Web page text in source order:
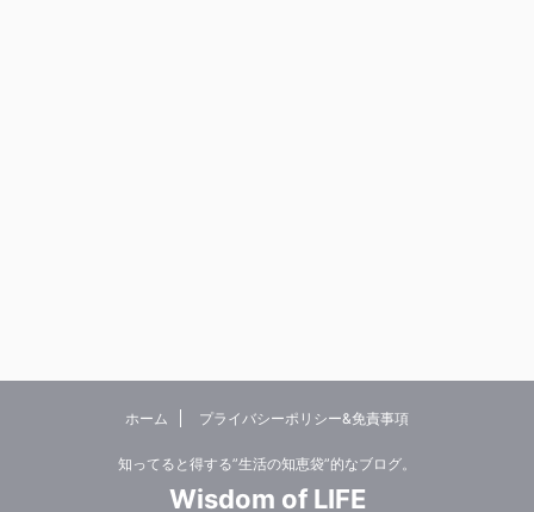
ホーム プライバシーポリシー&免責事項
知ってると得する”生活の知恵袋”的なブログ。
Wisdom of LIFE